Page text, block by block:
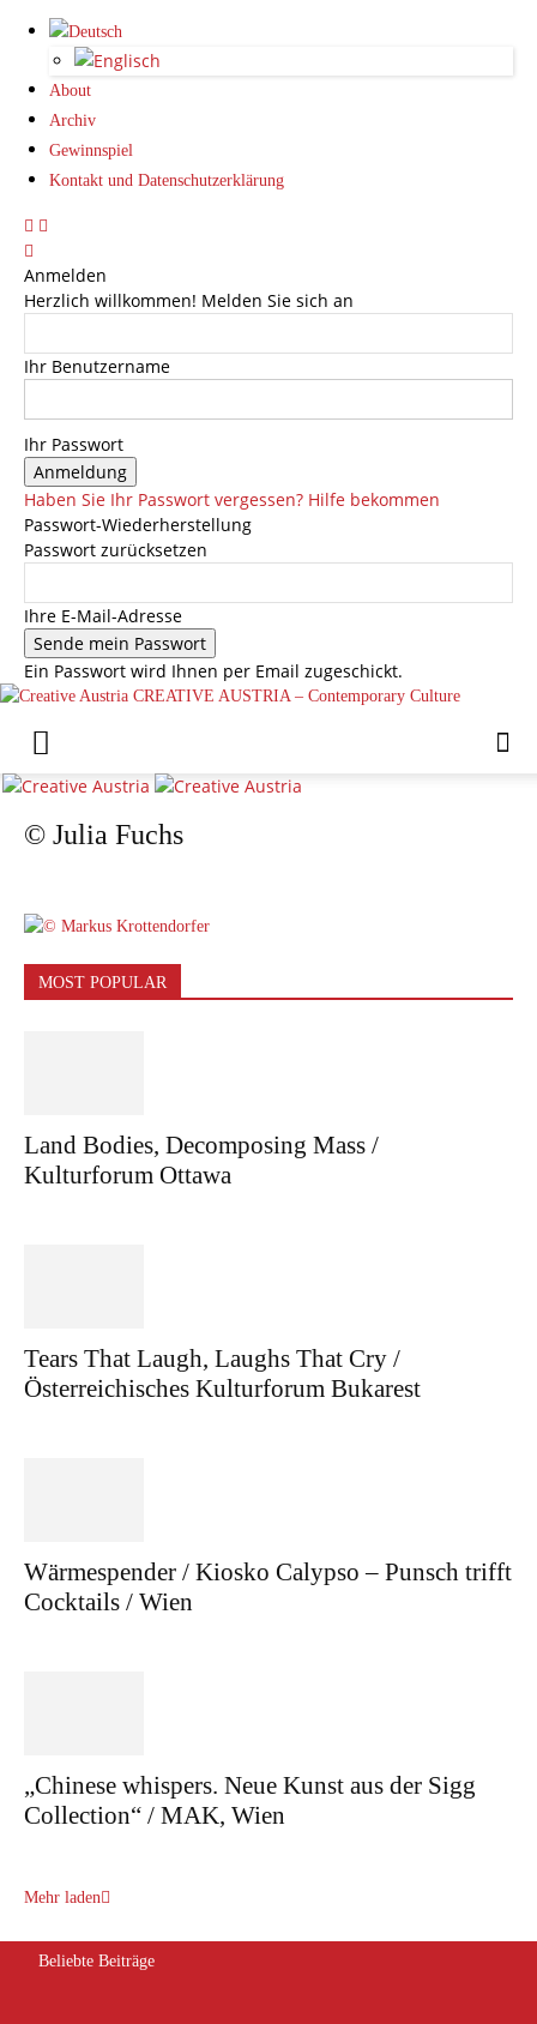
About
Archiv
Gewinnspiel
Kontakt und Datenschutzerklärung
Anmelden
Herzlich willkommen! Melden Sie sich an
Ihr Benutzername
Ihr Passwort
Haben Sie Ihr Passwort vergessen? Hilfe bekommen
Passwort-Wiederherstellung
Passwort zurücksetzen
Ihre E-Mail-Adresse
Ein Passwort wird Ihnen per Email zugeschickt.
CREATIVE AUSTRIA – Contemporary Culture
© Julia Fuchs
MOST POPULAR
Land Bodies, Decomposing Mass /
Kulturforum Ottawa
Tears That Laugh, Laughs That Cry /
Österreichisches Kulturforum Bukarest
Wärmespender / Kiosko Calypso – Punsch trifft
Cocktails / Wien
„Chinese whispers. Neue Kunst aus der Sigg
Collection“ / MAK, Wien
Mehr laden
Beliebte Beiträge